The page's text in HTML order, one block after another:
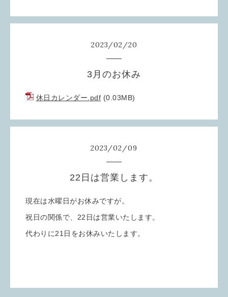
2023/02/20
3月のお休み
休日カレンダー.pdf (0.03MB)
2023/02/09
22日は営業します。
現在は水曜日がお休みですが。
祝日の関係で、22日は営業いたします。
代わりに21日をお休みいたします。